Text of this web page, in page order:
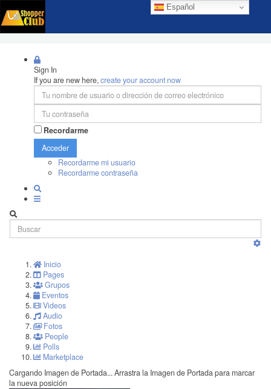
Español
Sign In
If you are new here,create your account now
Recordarme
Acceder
Recordarme mi usuario
Recordarme contraseña
Inicio
Pages
Grupos
Eventos
Videos
Audio
Fotos
People
Polls
Marketplace
Cargando Imagen de Portada... Arrastra la Imagen de Portada para marcar
la nueva posición